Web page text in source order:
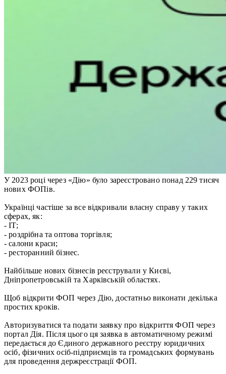
У 2023 році через «Дію» було зареєстровано понад 229 тисяч
нових ФОПів.
Українці частіше за все відкривали власну справу у таких
сферах, як:
- IT;
- роздрібна та оптова торгівля;
- салони краси;
- ресторанний бізнес.
Найбільше нових бізнесів реєстрували у Києві,
Дніпропетровській та Харківській областях.
Щоб відкрити ФОП через Дію, достатньо виконати декілька
простих кроків.
Авторизуватися та подати заявку про відкриття ФОП через
портал Дія. Після цього ця заявка в автоматичному режимі
передається до Єдиного державного реєстру юридичних
осіб, фізичних осіб-підприємців та громадських формувань
для проведення держреєстрації ФОП.